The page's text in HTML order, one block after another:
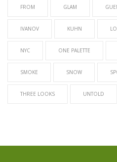
FROM GLAM
IVANOV KUHN
NYC ONE PALETTE
SMOKE SNOW
THREE LOOKS UNTOLD